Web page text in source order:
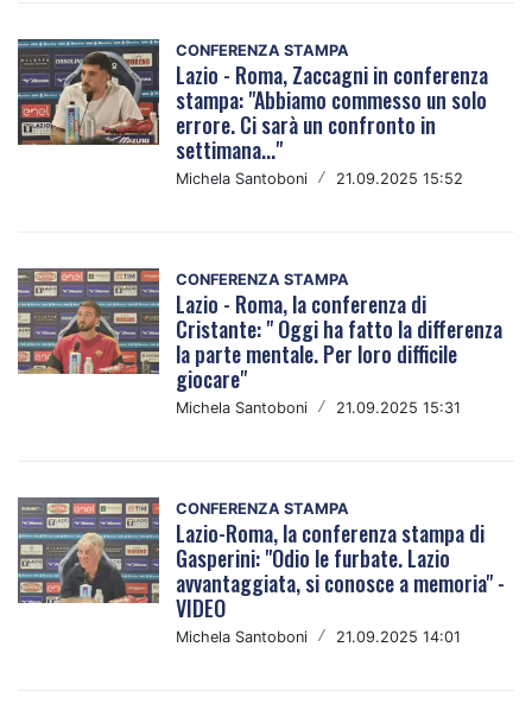
CONFERENZA STAMPA
Lazio - Roma, Zaccagni in conferenza
stampa: "Abbiamo commesso un solo
errore. Ci sarà un confronto in
settimana..."
Michela Santoboni / 21.09.2025 15:52
CONFERENZA STAMPA
Lazio - Roma, la conferenza di
Cristante: " Oggi ha fatto la differenza
la parte mentale. Per loro difficile
giocare"
Michela Santoboni / 21.09.2025 15:31
CONFERENZA STAMPA
Lazio-Roma, la conferenza stampa di
Gasperini: "Odio le furbate. Lazio
avvantaggiata, si conosce a memoria" -
VIDEO
Michela Santoboni / 21.09.2025 14:01